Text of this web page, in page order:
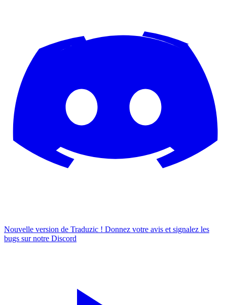
Nouvelle version de Traduzic ! Donnez votre avis et signalez les
bugs sur notre Discord